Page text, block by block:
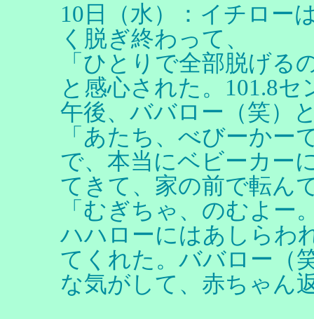
10日（水）：イチロー
く脱ぎ終わって、
「ひとりで全部脱げる
と感心された。101.8セ
午後、ババロー（笑）
「あたち、べびーかー
で、本当にベビーカー
てきて、家の前で転ん
「むぎちゃ、のむよー
ハハローにはあしらわ
てくれた。ババロー（
な気がして、赤ちゃん